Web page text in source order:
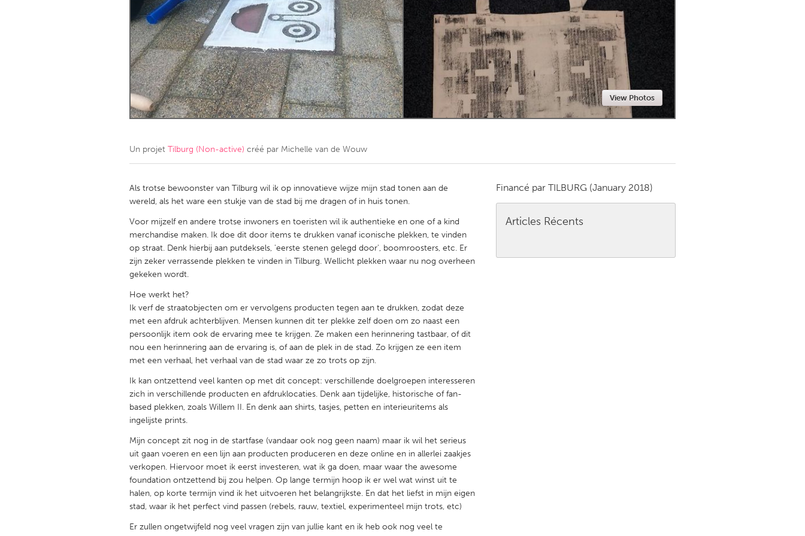
Amherstburg
Kingston Kitchener-Waterloo New Glasgow
Newmarket
Ottawa
South Shore Toronto
MALAYSIA
Kuala Lumpur
NETHERLANDS
QATAR
Qatar
SINGAPORE
Singapore
UNITED KINGDOM
Glasgow
UNITED STATES
Ann Arbor, MI
Austin, TX Baltimore, MD Boston, MA
Cass Clay
Chicago, IL Cleveland, OH
Gainesville, FL
Georgetown, MA Gloucester, MA Hamilton-Wenham, MA
Key West, FL
Los Angeles, CA Miami, FL
Newburyport, MA
Philadelphia, PA
Rockport, MA
San Antonio, TX San Francisco, CA
Seattle, WA
South Bend, IN St. Paul, MN State College, PA
Westminster, MD
View Photos
Un projet Tilburg (Non-active) créé par Michelle van de Wouw
Als trotse bewoonster van Tilburg wil ik op innovatieve wijze mijn stad tonen aan de
wereld, als het ware een stukje van de stad bij me dragen of in huis tonen.
Voor mijzelf en andere trotse inwoners en toeristen wil ik authentieke en one of a kind
merchandise maken. Ik doe dit door items te drukken vanaf iconische plekken, te vinden
op straat. Denk hierbij aan putdeksels, 'eerste stenen gelegd door', boomroosters, etc. Er
zijn zeker verrassende plekken te vinden in Tilburg. Wellicht plekken waar nu nog overheen
gekeken wordt.
Hoe werkt het?
Ik verf de straatobjecten om er vervolgens producten tegen aan te drukken, zodat deze
met een afdruk achterblijven. Mensen kunnen dit ter plekke zelf doen om zo naast een
persoonlijk item ook de ervaring mee te krijgen. Ze maken een herinnering tastbaar, of dit
nou een herinnering aan de ervaring is, of aan de plek in de stad. Zo krijgen ze een item
met een verhaal, het verhaal van de stad waar ze zo trots op zijn.
Ik kan ontzettend veel kanten op met dit concept: verschillende doelgroepen interesseren
zich in verschillende producten en afdruklocaties. Denk aan tijdelijke, historische of fan-
based plekken, zoals Willem II. En denk aan shirts, tasjes, petten en interieuritems als
ingelijste prints.
Mijn concept zit nog in de startfase (vandaar ook nog geen naam) maar ik wil het serieus
uit gaan voeren en een lijn aan producten produceren en deze online en in allerlei zaakjes
verkopen. Hiervoor moet ik eerst investeren, wat ik ga doen, maar waar the awesome
foundation ontzettend bij zou helpen. Op lange termijn hoop ik er wel wat winst uit te
halen, op korte termijn vind ik het uitvoeren het belangrijkste. En dat het liefst in mijn eigen
stad, waar ik het perfect vind passen (rebels, rauw, textiel, experimenteel mijn trots, etc)
Er zullen ongetwijfeld nog veel vragen zijn van jullie kant en ik heb ook nog veel te
Financé par TILBURG (January 2018)
Articles Récents